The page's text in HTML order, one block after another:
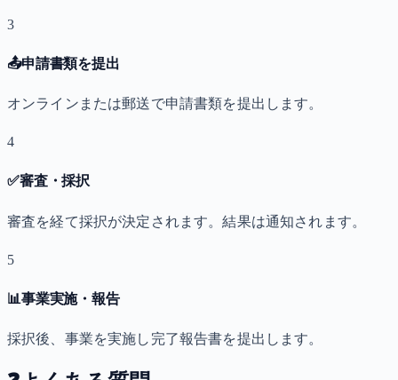
3
📤申請書類を提出
オンラインまたは郵送で申請書類を提出します。
4
✅審査・採択
審査を経て採択が決定されます。結果は通知されます。
5
📊事業実施・報告
採択後、事業を実施し完了報告書を提出します。